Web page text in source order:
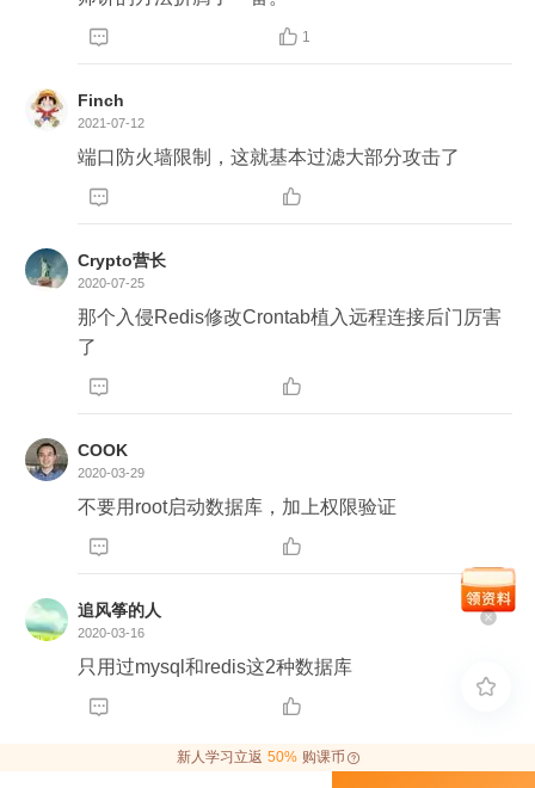
  1
Finch
2021-07-12
端口防火墙限制，这就基本过滤大部分攻击了
 
Crypto营长
2020-07-25
那个入侵Redis修改Crontab植入远程连接后门厉害
了
 
COOK
2020-03-29
不要用root启动数据库，加上权限验证
 
追风筝的人
2020-03-16
只用过mysql和redis这2种数据库
 
新人学习立返 50% 购课币
